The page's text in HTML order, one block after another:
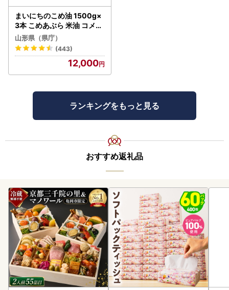
まいにちのこめ油 1500g×
3本 こめあぶら 米油 コメ油
揚げ物 炒め物 サラダ 山形
県 食用油 食用オイル 調理
油 油 食品 山形県 F2Y-173
山形県（県庁）
(443)
12,000
ランキングをもっと見る
おすすめ返礼品